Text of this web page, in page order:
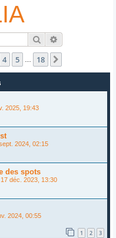
Rechercher
4 5 18
2025, 19:43
2024, 02:15
des spots
17 déc. 2023, 13:30
2024, 00:55
1 2 3